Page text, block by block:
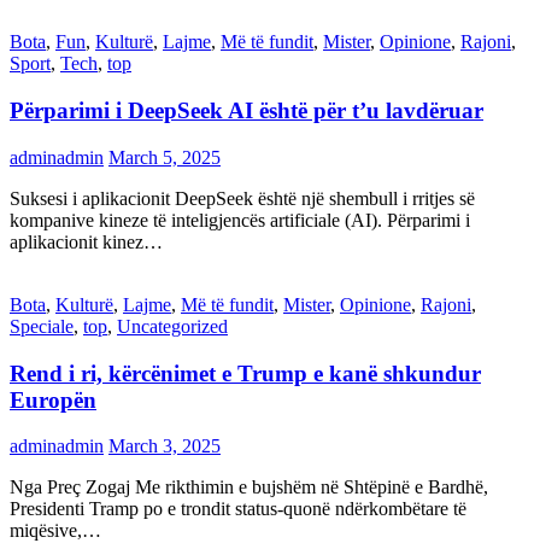
Bota, Fun, Kulturë, Lajme, Më të fundit, Mister, Opinione, Rajoni,
Sport, Tech, top
Përparimi i DeepSeek AI është për t’u lavdëruar
adminadmin March 5, 2025
Suksesi i aplikacionit DeepSeek është një shembull i rritjes së
kompanive kineze të inteligjencës artificiale (AI). Përparimi i
aplikacionit kinez…
Bota, Kulturë, Lajme, Më të fundit, Mister, Opinione, Rajoni,
Speciale, top, Uncategorized
Rend i ri, kërcënimet e Trump e kanë shkundur
Europën
adminadmin March 3, 2025
Nga Preç Zogaj Me rikthimin e bujshëm në Shtëpinë e Bardhë,
Presidenti Tramp po e trondit status-quonë ndërkombëtare të
miqësive,…